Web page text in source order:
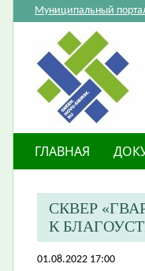
Муниципальный
ГЛАВНАЯ
​СКВЕР
К
01.08.2022 17:00